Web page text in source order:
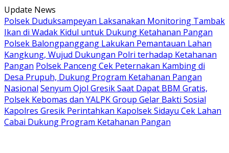
Langsung
ke
konten
Update News
Polsek Duduksampeyan Laksanakan Monitoring Tambak
Ikan di Wadak Kidul untuk Dukung Ketahanan Pangan
Polsek Balongpanggang Lakukan Pemantauan Lahan
Kangkung, Wujud Dukungan Polri terhadap Ketahanan
Pangan Polsek Panceng Cek Peternakan Kambing di
Desa Prupuh, Dukung Program Ketahanan Pangan
Nasional Senyum Ojol Gresik Saat Dapat BBM Gratis,
Polsek Kebomas dan YALPK Group Gelar Bakti Sosial
Kapolres Gresik Perintahkan Kapolsek Sidayu Cek Lahan
Cabai Dukung Program Ketahanan Pangan